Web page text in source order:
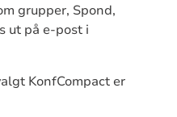
grupper, Spond,
ut på e-post i
KonfCompact er